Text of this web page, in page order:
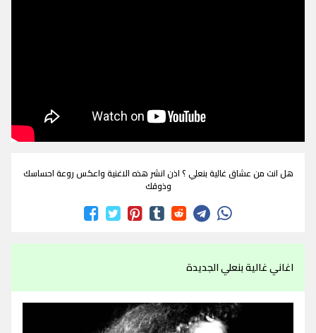
هل انت من عشاق غالية بنعلي ؟ اذن انشر هذه الاغنية واعكس روعة احساسك
وذوقك
اغاني غالية بنعلي الجديدة